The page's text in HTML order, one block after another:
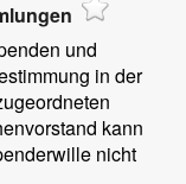
und
in der
kann
nicht